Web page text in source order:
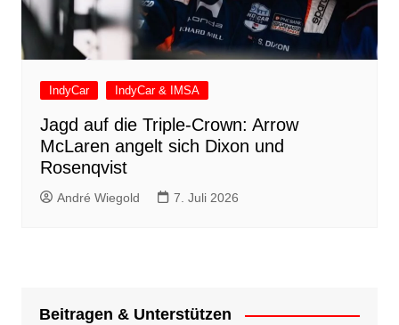
IndyCar IndyCar & IMSA
Jagd auf die Triple-Crown: Arrow
McLaren angelt sich Dixon und
Rosenqvist
André Wiegold 7. Juli 2026
Beitragen & Unterstützen